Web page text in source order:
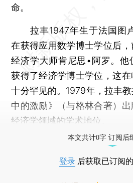
命。
拉丰1947年生于法国图
在获得应用数学博士学位后
经济学大师肯尼思•阿罗。他
获得了经济学博士学位，这
十分罕见的。1979年，拉丰
中的激励》（与格林合著）
经济学领域的学术地位。
本文共计0字 订阅后
登录 后获取已订阅